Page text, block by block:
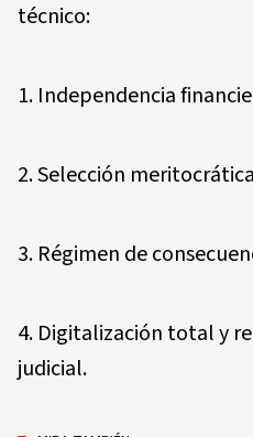
técnico:
1. Independencia
2. Selección
3. Régimen de
4. Digitalización total y
judicial.